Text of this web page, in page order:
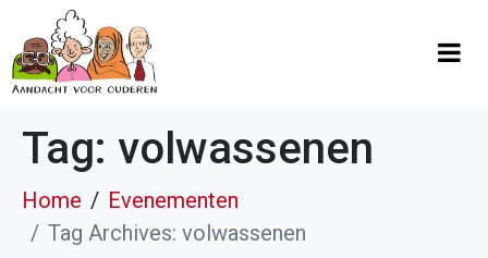
Tag: volwassenen
Home
Evenementen
Tag Archives: volwassenen